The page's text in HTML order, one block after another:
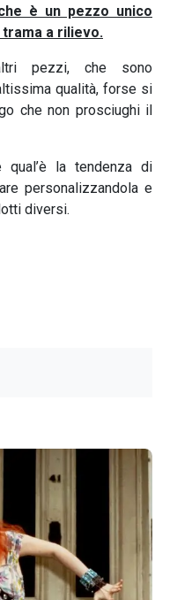
è un pezzo unico
a rilievo.
pezzi, che sono
qualità, forse si
che non prosciughi il
qual’è la tendenza di
personalizzandola e
diversi.